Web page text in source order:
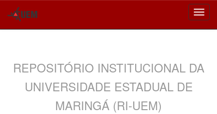
REPOSITÓRIO INSTITUCIONAL DA
UNIVERSIDADE ESTADUAL DE
MARINGÁ (RI-UEM)